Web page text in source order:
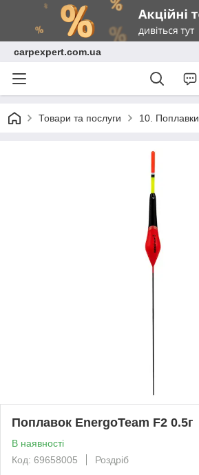
carpexpert.com.ua
Товари та послуги 10. Поплавки
Поплавок EnergoTeam F2 0.5г
В наявності
Код: 69658005
Роздріб